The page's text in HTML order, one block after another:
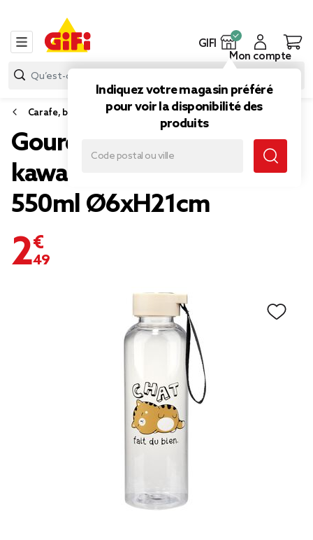
GIFI
Indiquez votre magasin préféré
pour voir la disponibilité des
produits
Mon compte
Carafe, bouteille et distributeur boisson
Gourde bouteille plastique
kawaii Chat fait du bien
550ml Ø6xH21cm
2,49 €